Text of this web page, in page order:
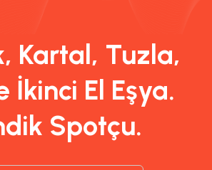
Kartal, Tuzla,
İkinci El Eşya.
Spotçu.